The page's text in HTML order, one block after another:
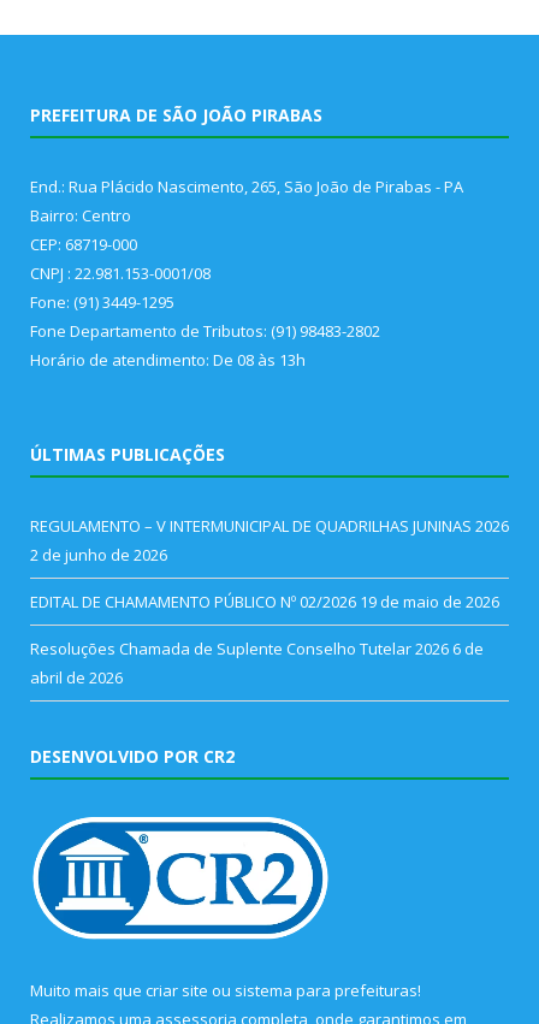
PREFEITURA DE SÃO JOÃO PIRABAS
End.: Rua Plácido Nascimento, 265, São João de Pirabas - PA
Bairro: Centro
CEP: 68719-000
CNPJ : 22.981.153-0001/08
Fone: (91) 3449-1295
Fone Departamento de Tributos: (91) 98483-2802
Horário de atendimento: De 08 às 13h
ÚLTIMAS PUBLICAÇÕES
REGULAMENTO – V INTERMUNICIPAL DE QUADRILHAS JUNINAS 2026
2 de junho de 2026
EDITAL DE CHAMAMENTO PÚBLICO Nº 02/2026 19 de maio de 2026
Resoluções Chamada de Suplente Conselho Tutelar 2026 6 de
abril de 2026
DESENVOLVIDO POR CR2
Muito mais que criar site ou sistema para prefeituras!
Realizamos uma assessoria completa, onde garantimos em